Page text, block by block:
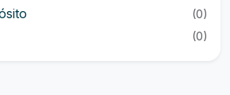
(0)
(0)